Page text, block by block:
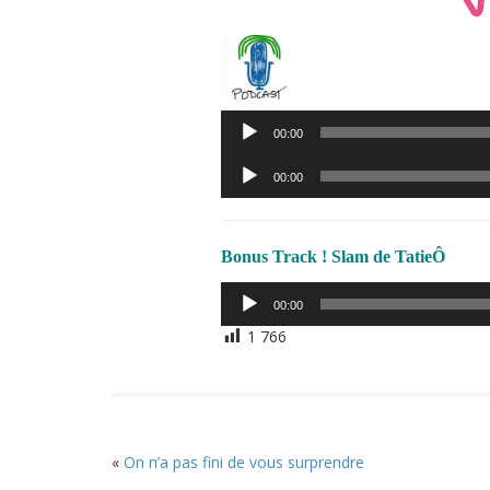
Lecteur
audio
00:00
Lecteur
audio
00:00
Bonus Track ! Slam de TatieÔ
Lecteur
audio
00:00
1 766
« On n’a pas fini de vous surprendre